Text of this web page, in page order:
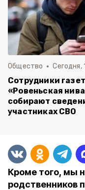
Общество Сегодня,
Сотрудники
«Ровеньская
собирают
участниках СВО
Кроме того, мы
родственников